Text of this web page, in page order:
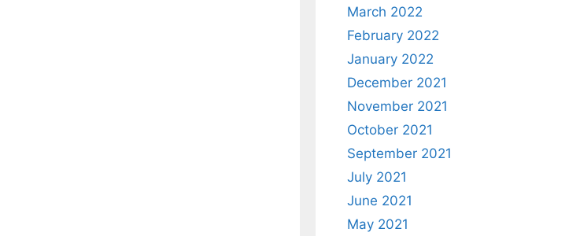
March 2022
February 2022
January 2022
December 2021
November 2021
October 2021
September 2021
July 2021
June 2021
May 2021